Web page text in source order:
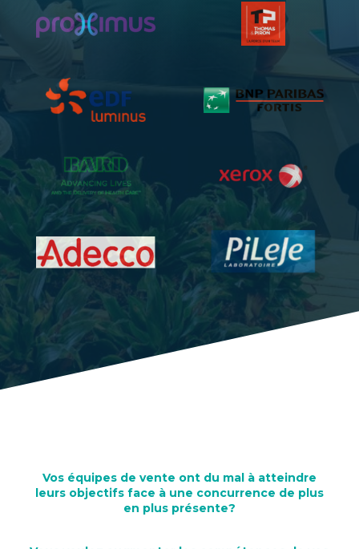
Vos équipes de vente ont du mal à atteindre
leurs objectifs face à une concurrence de plus
en plus présente?